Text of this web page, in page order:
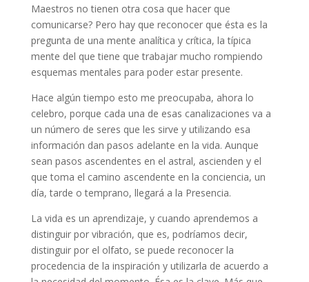
Maestros no tienen otra cosa que hacer que
comunicarse? Pero hay que reconocer que ésta es la
pregunta de una mente analítica y crítica, la típica
mente del que tiene que trabajar mucho rompiendo
esquemas mentales para poder estar presente.
Hace algún tiempo esto me preocupaba, ahora lo
celebro, porque cada una de esas canalizaciones va a
un número de seres que les sirve y utilizando esa
información dan pasos adelante en la vida. Aunque
sean pasos ascendentes en el astral, ascienden y el
que toma el camino ascendente en la conciencia, un
día, tarde o temprano, llegará a la Presencia.
La vida es un aprendizaje, y cuando aprendemos a
distinguir por vibración, que es, podríamos decir,
distinguir por el olfato, se puede reconocer la
procedencia de la inspiración y utilizarla de acuerdo a